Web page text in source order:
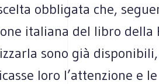
obbligata che,
italiana del libro della
sono già
loro l’attenzione e